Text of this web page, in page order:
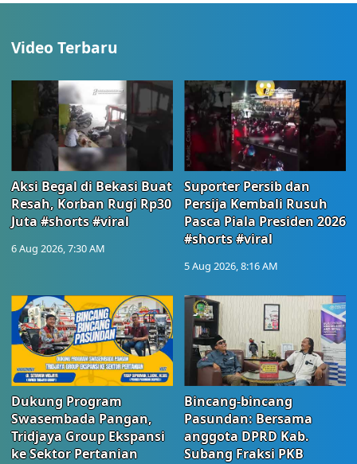
Video Terbaru
Aksi Begal di Bekasi Buat
Resah, Korban Rugi Rp30
Juta #shorts #viral
6 Aug 2026, 7:30 AM
Suporter Persib dan
Persija Kembali Rusuh
Pasca Piala Presiden 2026
#shorts #viral
5 Aug 2026, 8:16 AM
Dukung Program
Swasembada Pangan,
Tridjaya Group Ekspansi
ke Sektor Pertanian
Bincang-bincang
Pasundan: Bersama
anggota DPRD Kab.
Subang Fraksi PKB